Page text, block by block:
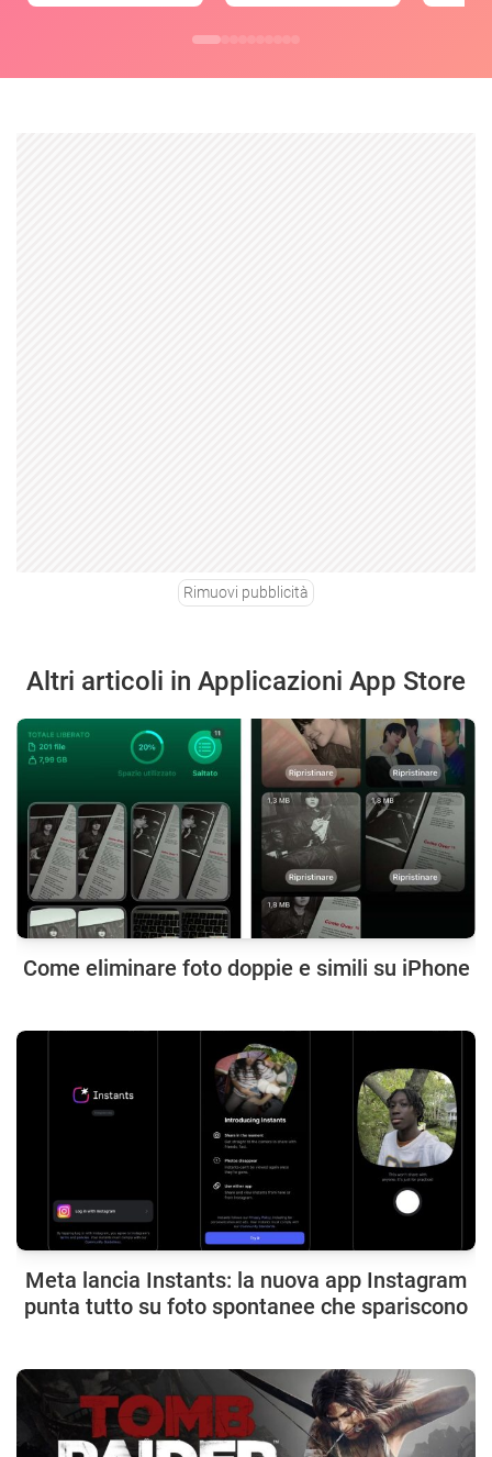
Rimuovi pubblicità
Altri articoli in Applicazioni App Store
Come eliminare foto doppie e simili su iPhone
Meta lancia Instants: la nuova app Instagram
punta tutto su foto spontanee che spariscono